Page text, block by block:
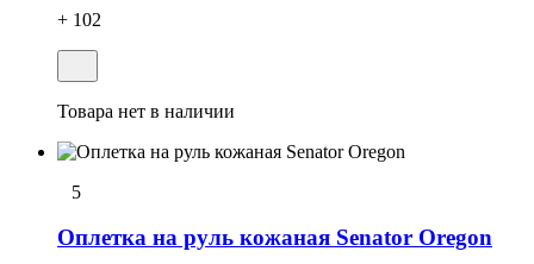
+ 102
Товара нет в наличии
5
Оплетка на руль кожаная Senator Oregon